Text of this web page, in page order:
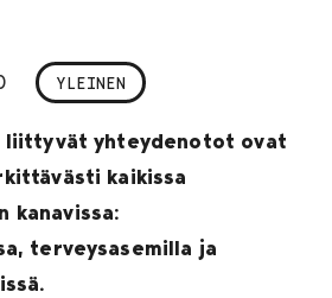
YLEINEN
liittyvät yhteydenotot ovat
kaikissa
kanavissa:
terveysasemilla ja